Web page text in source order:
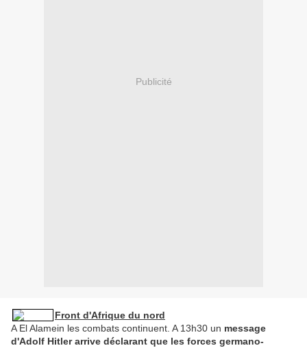
Publicité
Front d'Afrique du nord
A El Alamein les combats continuent. A 13h30 un message
d'Adolf Hitler arrive déclarant que les forces germano-